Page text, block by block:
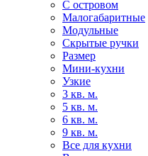
С островом
Малогабаритные
Модульные
Скрытые ручки
Размер
Мини-кухни
Узкие
3 кв. м.
5 кв. м.
6 кв. м.
9 кв. м.
Все для кухни